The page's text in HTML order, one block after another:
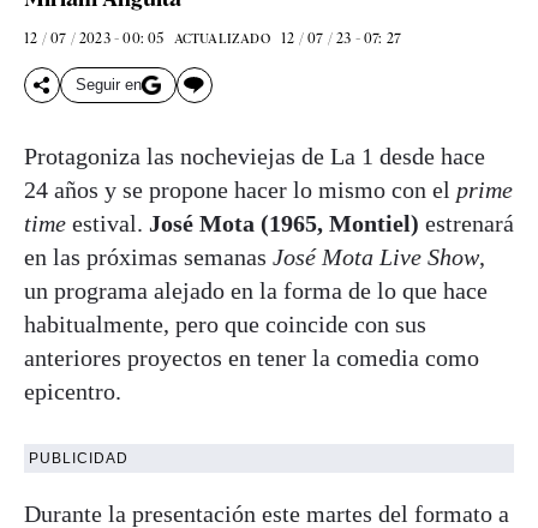
12 / 07 / 2023 - 00: 05 ACTUALIZADO 12 / 07 / 23 - 07: 27
Seguir en
Protagoniza las nocheviejas de La 1 desde hace
24 años y se propone hacer lo mismo con el prime
time estival. José Mota (1965, Montiel) estrenará
en las próximas semanas José Mota Live Show,
un programa alejado en la forma de lo que hace
habitualmente, pero que coincide con sus
anteriores proyectos en tener la comedia como
epicentro.
PUBLICIDAD
Durante la presentación este martes del formato a